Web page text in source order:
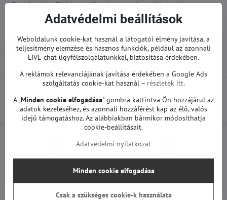
A Tcon felelős a TV képernyőjének zavartalan működéséért. Az
alaplap és a LED panel között helyezkedik el.
Továbbiak a kategóriából
Pótalkatrészek | Philips TV T-con és egyéb | Philips TV
Előző termék Következő termék
teszteljük
100%-os működőképességet
garantálunk
25 000 Ft felett ingyenes a szállítás
Adatvédelmi beállítások
Weboldalunk cookie-kat használ a látogatói élmény javítása, a
teljesítmény elemzése és hasznos funkciók, például az azonnali
LIVE chat ügyfélszolgálatunkkal, biztosítása érdekében.
A reklámok relevanciájának javítása érdekében a Google Ads
szolgáltatás cookie-kat használ – részletek itt.
A „Minden cookie elfogadása" gombra kattintva Ön hozzájárul az
adatok kezeléséhez, és azonnali hozzáférést kap az élő, valós
idejű támogatáshoz. Az alábbiakban bármikor módosíthatja
cookie-beállításait.
Adatvédelmi nyilatkozat
Minden cookie elfogadása
Csak a szükséges cookie-k használata